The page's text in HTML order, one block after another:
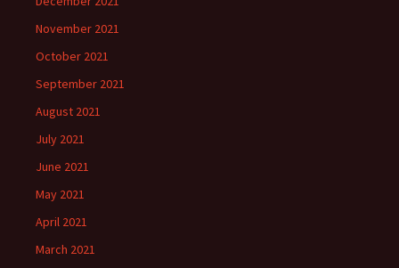
November 2021
October 2021
September 2021
August 2021
July 2021
June 2021
May 2021
April 2021
March 2021